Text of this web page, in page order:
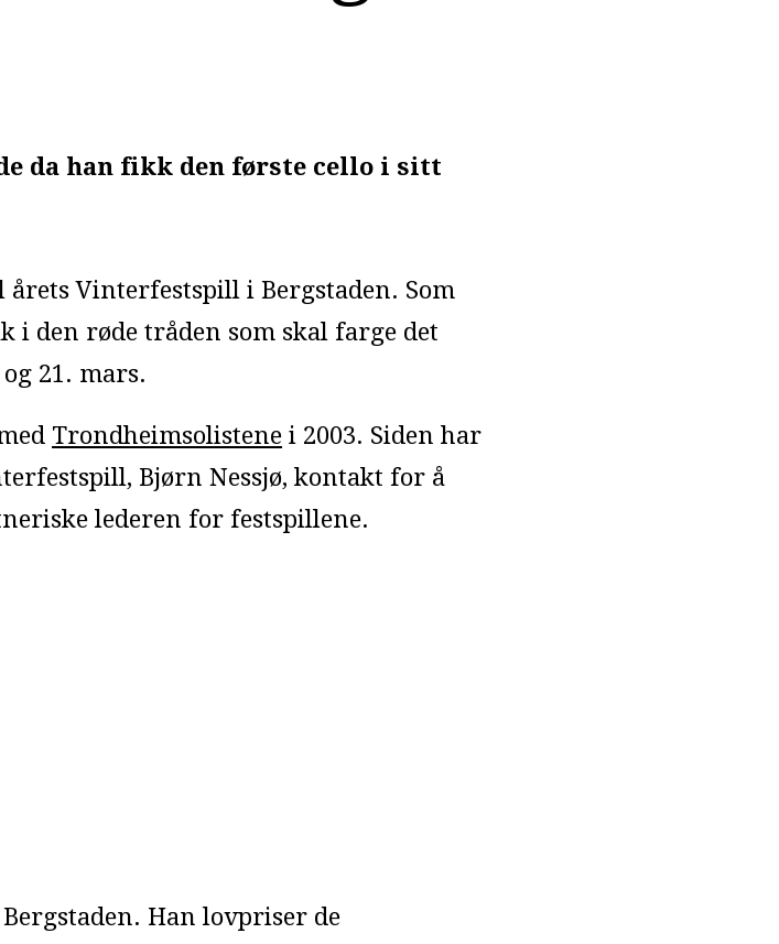
da han fikk den første cello i sitt
årets Vinterfestspill i Bergstaden. Som
i den røde tråden som skal farge det
21. mars.
Trondheimsolistene i 2003. Siden har
Bjørn Nessjø, kontakt for å
lederen for festspillene.
Han lovpriser de